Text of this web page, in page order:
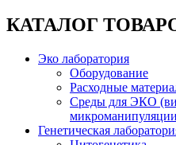
КАТАЛОГ
Эко лаборатория
Оборудование
Расходные
Среды для ЭКО
Генетическая